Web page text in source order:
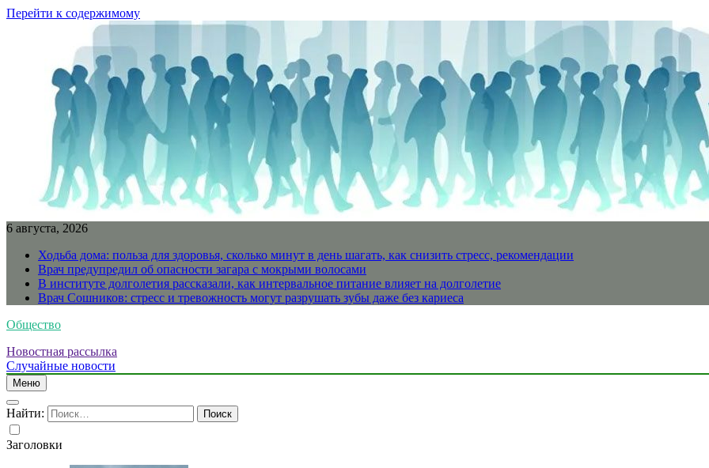
Перейти к содержимому
6 августа, 2026
Ходьба дома: польза для здоровья, сколько минут в день шагать, как снизить стресс, рекомендации
Врач предупредил об опасности загара с мокрыми волосами
В институте долголетия рассказали, как интервальное питание влияет на долголетие
Врач Сошников: стресс и тревожность могут разрушать зубы даже без кариеса
Общество
Новостная рассылка
Случайные новости
Меню
Найти:
Заголовки